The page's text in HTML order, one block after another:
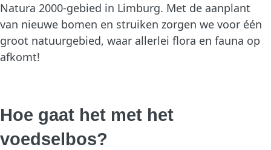
Natura 2000-gebied in Limburg. Met de aanplant
van nieuwe bomen en struiken zorgen we voor één
groot natuurgebied, waar allerlei flora en fauna op
afkomt!
Hoe gaat het met het
voedselbos?